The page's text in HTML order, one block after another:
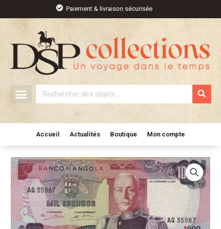
contenu
Paiement & livraison sécurisée
Rechercher
Accueil Actualités Boutique Mon compte